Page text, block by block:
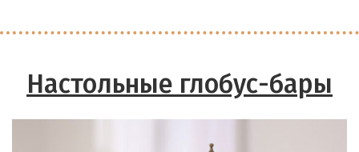
Настольные глобус-бары